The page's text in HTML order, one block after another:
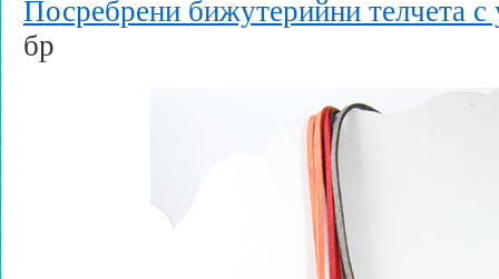
Посребрени бижутерийни телчета
бр